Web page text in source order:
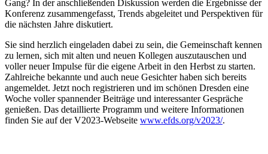
Gang? In der anschließenden Diskussion werden die Ergebnisse der
Konferenz zusammengefasst, Trends abgeleitet und Perspektiven für
die nächsten Jahre diskutiert.
Sie sind herzlich eingeladen dabei zu sein, die Gemeinschaft kennen
zu lernen, sich mit alten und neuen Kollegen auszutauschen und
voller neuer Impulse für die eigene Arbeit in den Herbst zu starten.
Zahlreiche bekannte und auch neue Gesichter haben sich bereits
angemeldet. Jetzt noch registrieren und im schönen Dresden eine
Woche voller spannender Beiträge und interessanter Gespräche
genießen. Das detaillierte Programm und weitere Informationen
finden Sie auf der V2023-Webseite www.efds.org/v2023/.